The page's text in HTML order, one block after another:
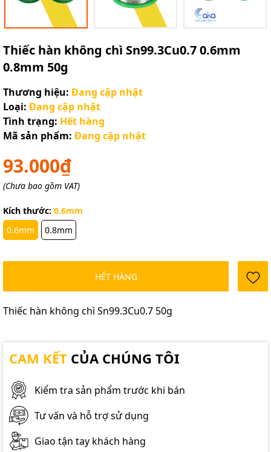
Thiếc hàn không chì Sn99.3Cu0.7 0.6mm
0.8mm 50g
Thương hiệu: Đang cập nhật
Loại: Đang cập nhật
Tình trạng: Hết hàng
Mã sản phẩm: Đang cập nhật
93.000₫
(Chưa bao gồm VAT)
Kích thước: 0.6mm
0.6mm
0.8mm
HẾT HÀNG
Thiếc hàn không chì Sn99.3Cu0.7 50g
CAM KẾT CỦA CHÚNG TÔI
Kiểm tra sản phẩm trước khi bán
Tư vấn và hỗ trợ sử dụng
Giao tận tay khách hàng